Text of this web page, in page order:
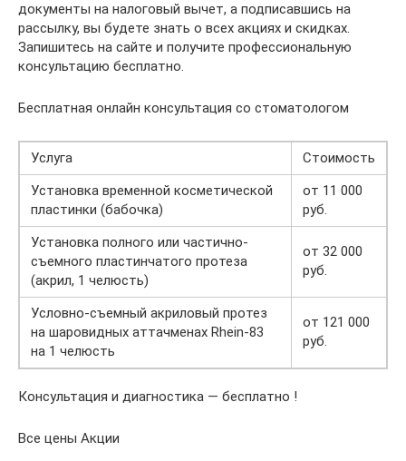
документы на налоговый вычет, а подписавшись на
рассылку, вы будете знать о всех акциях и скидках.
Запишитесь на сайте и получите профессиональную
консультацию бесплатно.
Бесплатная онлайн консультация со стоматологом
Услуга
Стоимость
Установка временной косметической
пластинки (бабочка)
от 11 000
руб.
Установка полного или частично-
съемного пластинчатого протеза
(акрил, 1 челюсть)
от 32 000
руб.
Условно-съемный акриловый протез
на шаровидных аттачменах Rhein-83
на 1 челюсть
от 121 000
руб.
Консультация и диагностика — бесплатно !
Все цены Акции